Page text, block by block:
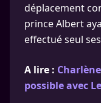
déplacement
prince Albert
effectué seul
A lire :
possible avec